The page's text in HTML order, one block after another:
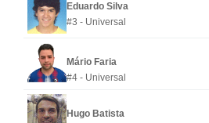
Eduardo Silva
#3 - Universal
Mário Faria
#4 - Universal
Hugo Batista